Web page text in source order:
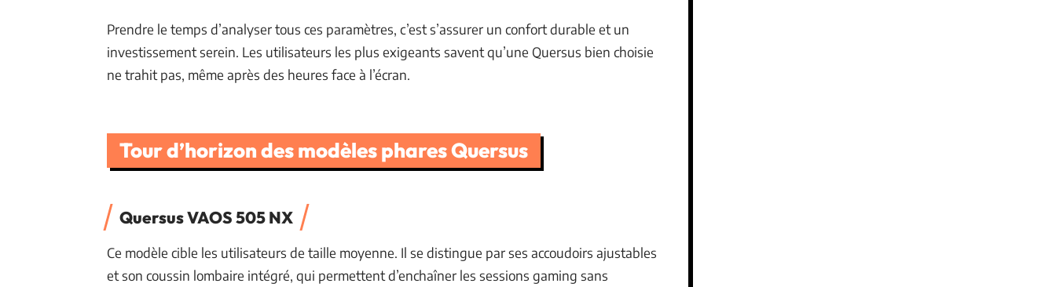
Prendre le temps d’analyser tous ces paramètres, c’est s’assurer un confort durable et un
investissement serein. Les utilisateurs les plus exigeants savent qu’une Quersus bien choisie
ne trahit pas, même après des heures face à l’écran.
Tour d’horizon des modèles phares Quersus
Quersus VAOS 505 NX
Ce modèle cible les utilisateurs de taille moyenne. Il se distingue par ses accoudoirs ajustables
et son coussin lombaire intégré, qui permettent d’enchaîner les sessions gaming sans